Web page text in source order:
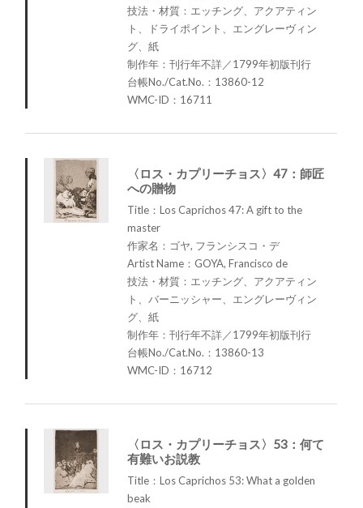
技法・材質：エッチング、アクアティン
ト、ドライポイント、エングレーヴィン
グ、紙
制作年：刊行年不詳／1799年初版刊行
台帳No./Cat.No.：13860-12
WMC-ID：16711
〈ロス・カプリーチョス〉47：師匠
への贈物
Title：Los Caprichos 47: A gift to the
master
作家名：ゴヤ, フランシスコ・デ
Artist Name：GOYA, Francisco de
技法・材質：エッチング、アクアティン
ト、バーニッシャー、エングレーヴィン
グ、紙
制作年：刊行年不詳／1799年初版刊行
台帳No./Cat.No.：13860-13
WMC-ID：16712
〈ロス・カプリーチョス〉53：何て
有難いお説教
Title：Los Caprichos 53: What a golden
beak